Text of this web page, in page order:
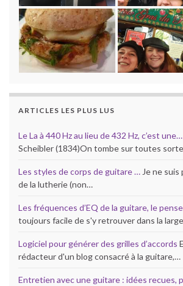
ARTICLES LES PLUS LUS
Le La à 440 Hz au lieu de 432 Hz, c’est une…
Scheibler (1834)On tombe sur toutes
Les styles de corps de guitare … Je ne
de la lutherie (non…
Les fréquences d’EQ de la guitare, le
toujours facile de s'y retrouver dans la
Logiciel pour générer des grilles d’accords
rédacteur d'un blog consacré à la guitare,…
Entretien avec une guitare : idées recues,